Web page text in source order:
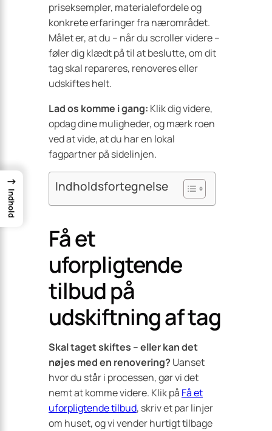
priseksempler, materialefordele og
konkrete erfaringer fra nærområdet.
Målet er, at du – når du scroller videre –
føler dig klædt på til at beslutte, om dit
tag skal repareres, renoveres eller
udskiftes helt.
Lad os komme i gang: Klik dig videre,
opdag dine muligheder, og mærk roen
ved at vide, at du har en lokal
fagpartner på sidelinjen.
Indholdsfortegnelse
Få et
uforpligtende
tilbud på
udskiftning af tag
Skal taget skiftes – eller kan det
nøjes med en renovering? Uanset
hvor du står i processen, gør vi det
nemt at komme videre. Klik på Få et
uforpligtende tilbud, skriv et par linjer
om huset, og vi vender hurtigt tilbage
→
Indhold